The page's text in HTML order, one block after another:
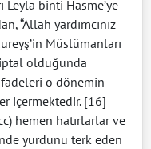
Leyla binti Hasme’ye
“Allah yardımcınız
Müslümanları
olduğunda
o dönemin
içermektedir. [16]
hemen hatırlarlar ve
yurdunu terk eden